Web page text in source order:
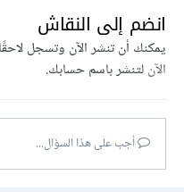
انضم إلى النقاش
يمكنك أن تنشر الآن وتسجل
الآنلتنشر باسم حسابك.
أجب على هذا السؤال...